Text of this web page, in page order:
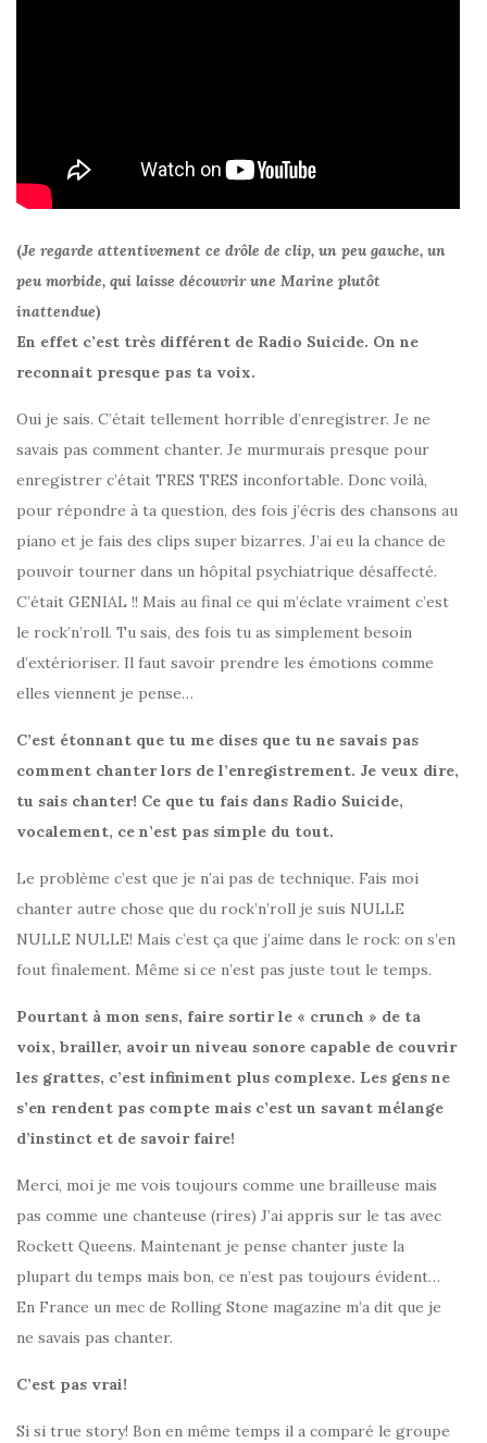
(Je regarde attentivement ce drôle de clip, un peu gauche, un
peu morbide, qui laisse découvrir une Marine plutôt
inattendue)
En effet c’est très différent de Radio Suicide. On ne
reconnait presque pas ta voix.
Oui je sais. C’était tellement horrible d’enregistrer. Je ne
savais pas comment chanter. Je murmurais presque pour
enregistrer c’était TRES TRES inconfortable. Donc voilà,
pour répondre à ta question, des fois j’écris des chansons au
piano et je fais des clips super bizarres. J’ai eu la chance de
pouvoir tourner dans un hôpital psychiatrique désaffecté.
C’était GENIAL !! Mais au final ce qui m’éclate vraiment c’est
le rock’n’roll. Tu sais, des fois tu as simplement besoin
d’extérioriser. Il faut savoir prendre les émotions comme
elles viennent je pense…
C’est étonnant que tu me dises que tu ne savais pas
comment chanter lors de l’enregistrement. Je veux dire,
tu sais chanter! Ce que tu fais dans Radio Suicide,
vocalement, ce n’est pas simple du tout.
Le problème c’est que je n’ai pas de technique. Fais moi
chanter autre chose que du rock’n’roll je suis NULLE
NULLE NULLE! Mais c’est ça que j’aime dans le rock: on s’en
fout finalement. Même si ce n’est pas juste tout le temps.
Pourtant à mon sens, faire sortir le « crunch » de ta
voix, brailler, avoir un niveau sonore capable de couvrir
les grattes, c’est infiniment plus complexe. Les gens ne
s’en rendent pas compte mais c’est un savant mélange
d’instinct et de savoir faire!
Merci, moi je me vois toujours comme une brailleuse mais
pas comme une chanteuse (rires) J’ai appris sur le tas avec
Rockett Queens. Maintenant je pense chanter juste la
plupart du temps mais bon, ce n’est pas toujours évident…
En France un mec de Rolling Stone magazine m’a dit que je
ne savais pas chanter.
C’est pas vrai!
Si si true story! Bon en même temps il a comparé le groupe